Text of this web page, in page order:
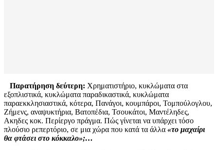
Παρατήρηση δεύτερη: Χρηματιστήριο, κυκλώματα στα
εξοπλιστικά, κυκλώματα παραδικαστικά, κυκλώματα
παραεκκλησιαστικά, κότερα, Πανάγοι, κουμπάροι, Τομπούλογλου,
Ζήμενς, αναψυκτήρια, Βατοπέδια, Τσουκάτοι, Μαντέληδες,
Ακηδες κοκ. Περίεργο πράγμα. Πώς γίνεται να υπάρχει τόσο
πλούσιο ρεπερτόριο, σε μια χώρα που κατά τα άλλα «το μαχαίρι
θα φτάσει στο κόκκαλο»;…